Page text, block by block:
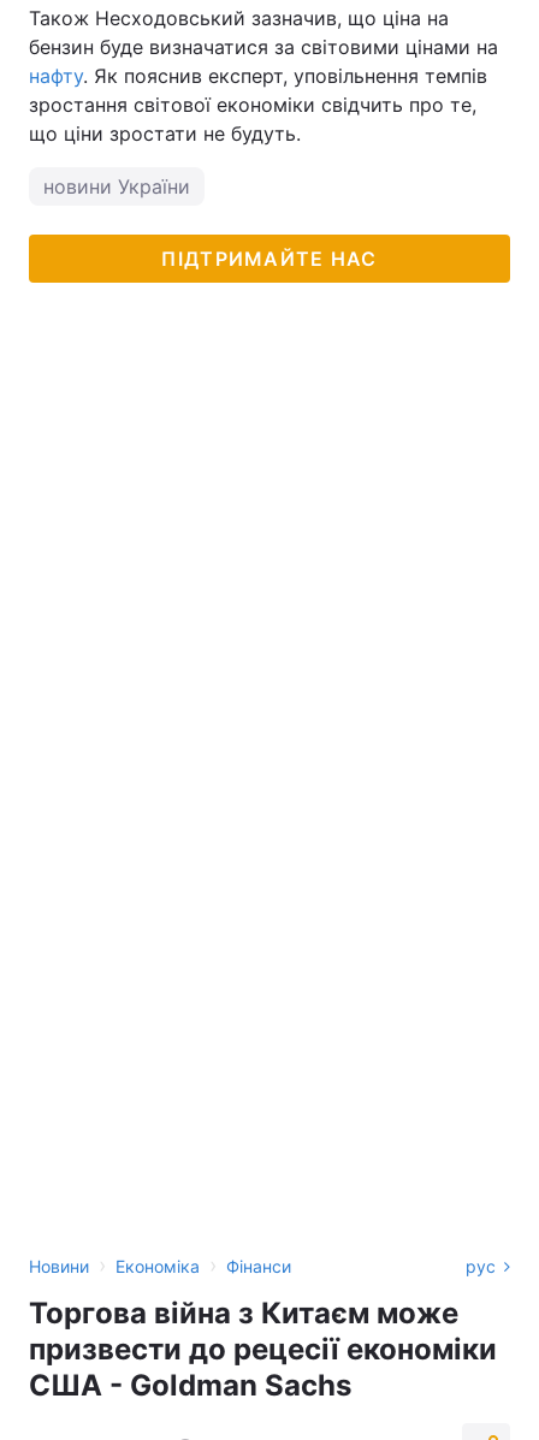
Також Несходовський зазначив, що ціна на
бензин буде визначатися за світовими цінами на
нафту. Як пояснив експерт, уповільнення темпів
зростання світової економіки свідчить про те,
що ціни зростати не будуть.
новини України
ПІДТРИМАЙТЕ НАС
Новини › Економіка › Фінанси рус
Торгова війна з Китаєм може
призвести до рецесії економіки
США - Goldman Sachs